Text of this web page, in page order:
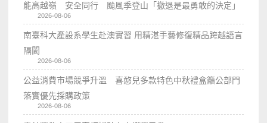
能高越嶺 安全同行 颱風季登山「撤退是最勇敢的決定」
2026-08-06
南臺科大產設系學生赴澳實習 用精湛手藝修復精品跨越語言
隔閡
2026-08-06
公益消費市場競爭升溫 喜憨兒多款特色中秋禮盒籲公部門
落實優先採購政策
2026-08-06